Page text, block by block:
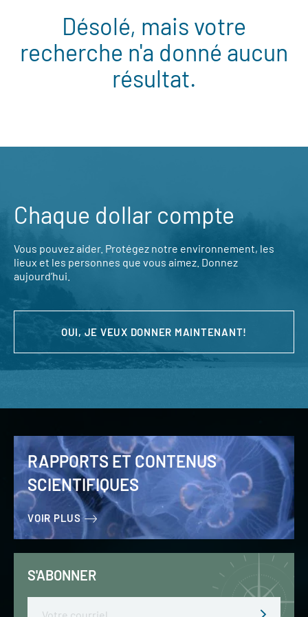
Désolé, mais votre
recherche n'a donné aucun
résultat.
Chaque dollar compte
Vous pouvez aider. Protégez notre environnement, les
lieux et les personnes que vous aimez. Donnez
aujourd’hui.
OUI, JE VEUX DONNER MAINTENANT!
RAPPORTS ET CONTENUS
SCIENTIFIQUES
VOIR PLUS
S'ABONNER